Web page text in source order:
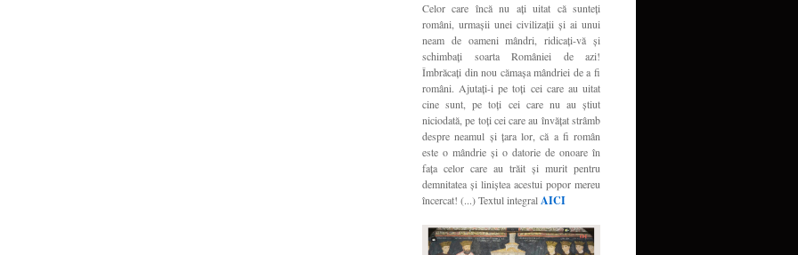
Celor care încă nu aţi uitat că sunteţi
români, urmaşii unei civilizaţii şi ai unui
neam de oameni mândri, ridicaţi-vă şi
schimbaţi soarta României de azi!
Îmbrăcaţi din nou cămaşa mândriei de a fi
români. Ajutaţi-i pe toţi cei care au uitat
cine sunt, pe toţi cei care nu au ştiut
niciodată, pe toţi cei care au învăţat strâmb
despre neamul şi ţara lor, că a fi român
este o mândrie şi o datorie de onoare în
faţa celor care au trăit şi murit pentru
demnitatea şi liniştea acestui popor mereu
încercat! (...) Textul integralAICI